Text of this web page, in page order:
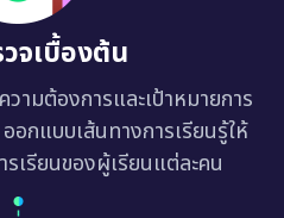
จเบื้องต้น
ามต้องการและเป้าหมายการ
อกแบบเส้นทางการเรียนรู้ให้
รเรียนของผู้เรียนแต่ละคน